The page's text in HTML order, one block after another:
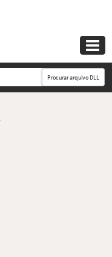

Procurar arquivo DLL